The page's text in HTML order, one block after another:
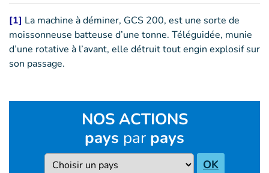
[1] La machine à déminer, GCS 200, est une sorte de
moissonneuse batteuse d’une tonne. Téléguidée, munie
d’une rotative à l’avant, elle détruit tout engin explosif sur
son passage.
NOS ACTIONS
pays par pays
Pays OK